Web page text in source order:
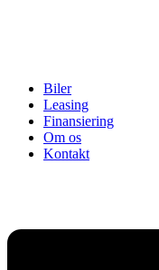
Biler
Leasing
Finansiering
Om os
Kontakt